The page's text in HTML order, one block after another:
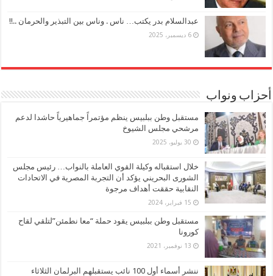
عبدالسلام بدر يكتب… ناس . وناس بين التبذير والحرمان ..!!
6 ديسمبر، 2025
أحزاب ونواب
مستقبل وطن ببلبيس ينظم مؤتمراً جماهيرياً حاشدا لدعم
مرشحي مجلس الشيوخ
30 يوليو، 2025
خلال استقباله وكيلة القوي العاملة بالنواب… رئيس مجلس
الشورى البحريني يؤكد أن التجربة المصرية في الاتحادات
النقابية حققت أهداف مرجوة
15 فبراير، 2024
مستقبل وطن ببلبيس يقود حملة “معا نطمئن”لتلقي لقاح
كورونا
13 نوفمبر، 2021
ننشر أسماء أول 100 نائب يستقبلهم البرلمان الثلاثاء